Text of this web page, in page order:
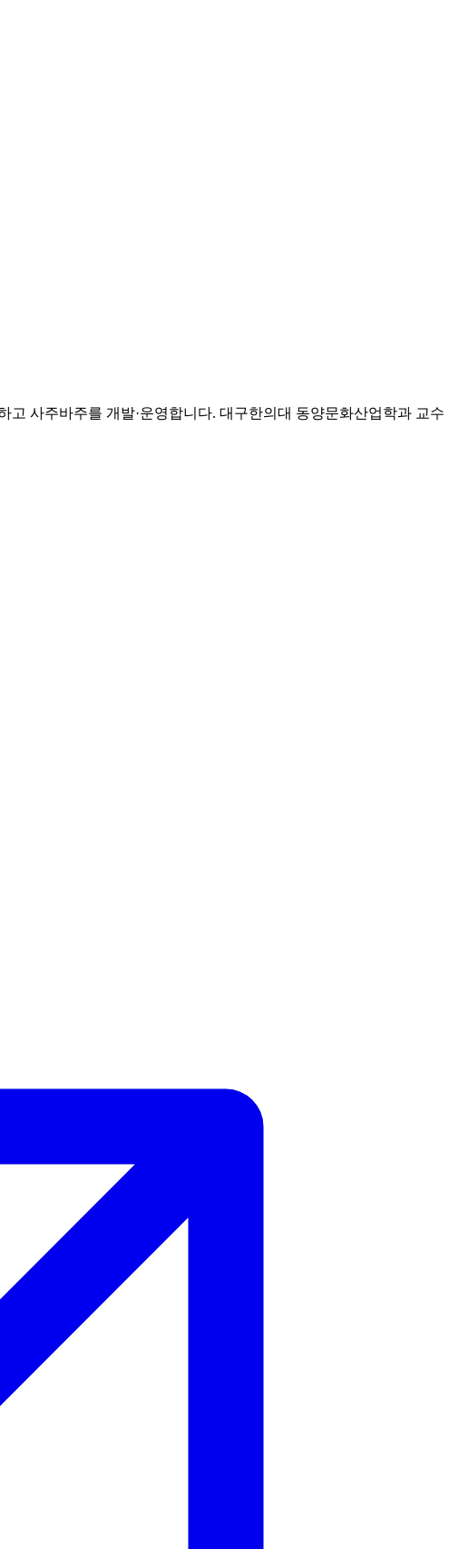
사주바주를 개발·운영합니다. 대구한의대 동양문화산업학과 교수